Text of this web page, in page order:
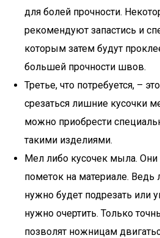
для болей прочности.
рекомендуют запастись и
которым затем будут
большей прочности швов.
Третье, что потребуется, –
срезаться лишние кусочки
можно приобрести
такими изделиями.
Мел либо кусочек мыла.
пометок на материале. Ведь
нужно будет подрезать или
нужно очертить. Только
позволят ножницам